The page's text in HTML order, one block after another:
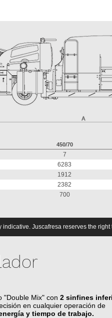
450/70
7
6283
1912
2382
700
Juscafresa reserves the
"Double Mix" con 2 sinfines
en cualquier operación de
y tiempo de trabajo.